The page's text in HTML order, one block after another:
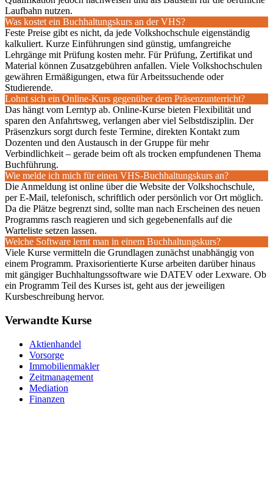
Laufbahn nutzen.
Was kostet ein Buchhaltungskurs an der VHS?
Feste Preise gibt es nicht, da jede Volkshochschule eigenständig
kalkuliert. Kurze Einführungen sind günstig, umfangreiche
Lehrgänge mit Prüfung kosten mehr. Für Prüfung, Zertifikat und
Material können Zusatzgebühren anfallen. Viele Volkshochschulen
gewähren Ermäßigungen, etwa für Arbeitssuchende oder
Studierende.
Lohnt sich ein Online-Kurs gegenüber dem Präsenzunterricht?
Das hängt vom Lerntyp ab. Online-Kurse bieten Flexibilität und
sparen den Anfahrtsweg, verlangen aber viel Selbstdisziplin. Der
Präsenzkurs sorgt durch feste Termine, direkten Kontakt zum
Dozenten und den Austausch in der Gruppe für mehr
Verbindlichkeit – gerade beim oft als trocken empfundenen Thema
Buchführung.
Wie melde ich mich für einen VHS-Buchhaltungskurs an?
Die Anmeldung ist online über die Website der Volkshochschule,
per E-Mail, telefonisch, schriftlich oder persönlich vor Ort möglich.
Da die Plätze begrenzt sind, sollte man nach Erscheinen des neuen
Programms rasch reagieren und sich gegebenenfalls auf die
Warteliste setzen lassen.
Welche Software lernt man in einem Buchhaltungskurs?
Viele Kurse vermitteln die Grundlagen zunächst unabhängig von
einem Programm. Praxisorientierte Kurse arbeiten darüber hinaus
mit gängiger Buchhaltungssoftware wie DATEV oder Lexware. Ob
ein Programm Teil des Kurses ist, geht aus der jeweiligen
Kursbeschreibung hervor.
Verwandte Kurse
Aktienhandel
Vorsorge
Immobilienmakler
Zeitmanagement
Mediation
Finanzen